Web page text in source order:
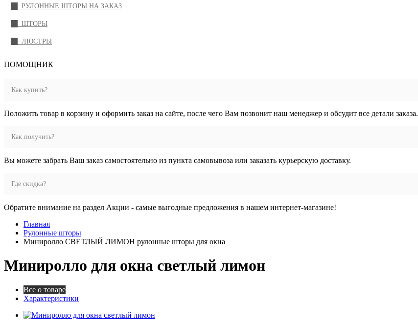
РУЛОННЫЕ ШТОРЫ НА ЗАКАЗ
ШТОРЫ
ЛЮСТРЫ
ПОМОЩНИК
Как купить?
Положить товар в корзину и оформить заказ на сайте, после чего Вам позвонит наш менеджер и обсудит все детали заказа.
Как получить?
Вы можете забрать Ваш заказ самостоятельно из пункта самовывоза или заказать курьерскую доставку.
Где скидка?
Обратите внимание на раздел Акции - самые выгодные предложения в нашем интернет-магазине!
Главная
Рулонные шторы
Миниролло СВЕТЛЫЙ ЛИМОН рулонные шторы для окна
Миниролло для окна светлый лимон
Все о товаре
Характеристики